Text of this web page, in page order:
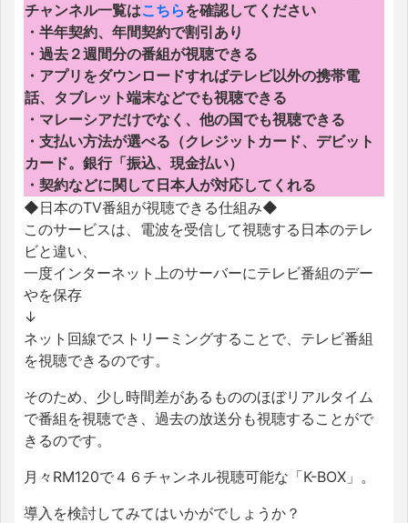
チャンネル一覧はこちらを確認してください
・半年契約、年間契約で割引あり
・過去２週間分の番組が視聴できる
・アプリをダウンロードすればテレビ以外の携帯電
話、タブレット端末などでも視聴できる
・マレーシアだけでなく、他の国でも視聴できる
・支払い方法が選べる（クレジットカード、デビット
カード。銀行「振込、現金払い）
・契約などに関して日本人が対応してくれる
◆日本のTV番組が視聴できる仕組み◆
このサービスは、電波を受信して視聴する日本のテレ
ビと違い、
一度インターネット上のサーバーにテレビ番組のデー
やを保存
↓
ネット回線でストリーミングすることで、テレビ番組
を視聴できるのです。
そのため、少し時間差があるもののほぼリアルタイム
で番組を視聴でき、過去の放送分も視聴することがで
きるのです。
月々RM120で４６チャンネル視聴可能な「K-BOX」。
導入を検討してみてはいかがでしょうか？